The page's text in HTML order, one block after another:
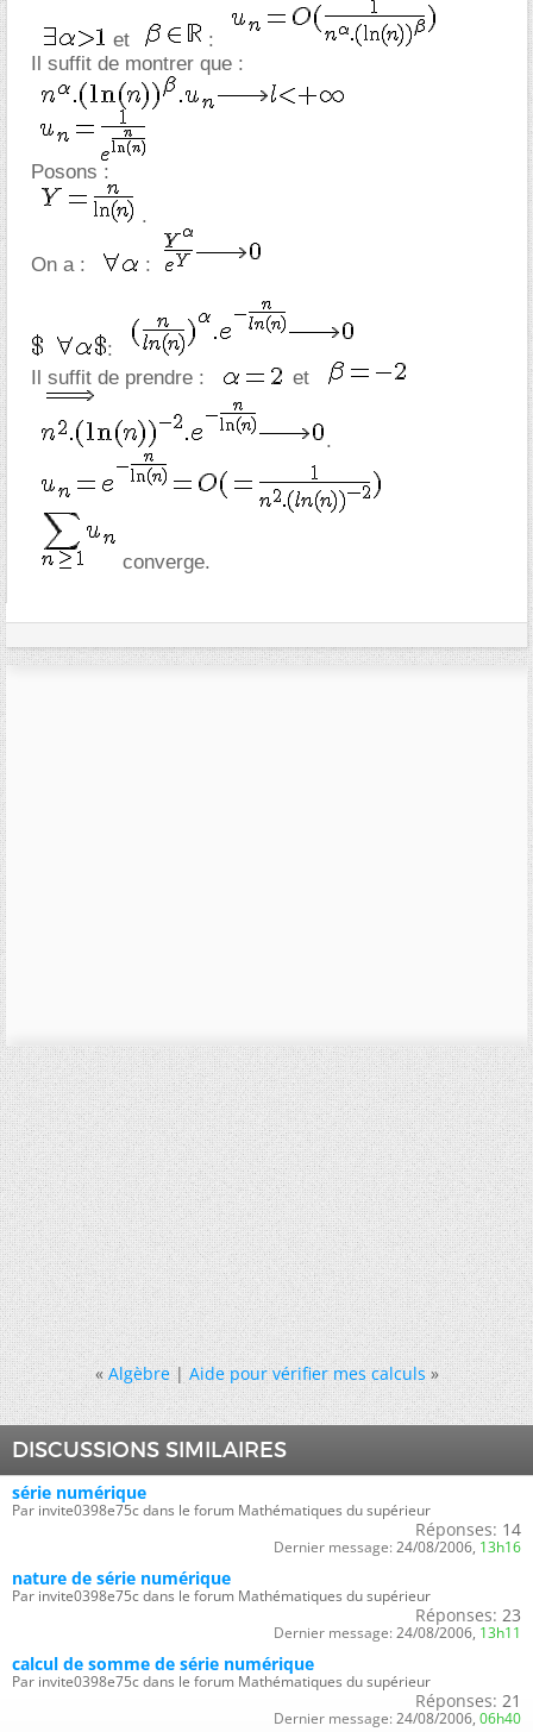
et
:
Il suffit de montrer que :
Posons :
.
On a : :
:
Il suffit de prendre :
et
.
converge.
« Algèbre|Aide pour vérifier mes calculs »
DISCUSSIONS SIMILAIRES
série numérique
Par invite0398e75c dans le forum Mathématiques du supérieur
Réponses: 14
Dernier message: 24/08/2006, 13h16
nature de série numérique
Par invite0398e75c dans le forum Mathématiques du supérieur
Réponses: 23
Dernier message: 24/08/2006, 13h11
calcul de somme de série numérique
Par invite0398e75c dans le forum Mathématiques du supérieur
Réponses: 21
Dernier message: 24/08/2006, 06h40